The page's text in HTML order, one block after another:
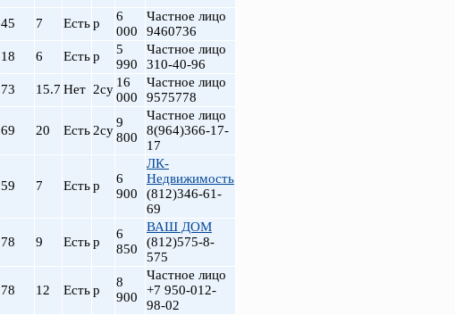
45 7 Естьр
6
000
Частное лицо
9460736
18 6 Естьр
5
990
Частное лицо
310-40-96
73 15.7 Нет 2су 16
000
Частное лицо
9575778
69 20 Есть 2су
9
800
Частное лицо
8(964)366-17-
17
59 7 Естьр
6
900
ЛК-
Недвижимость
(812)346-61-
69
78 9 Естьр
6
850
ВАШ ДОМ
(812)575-8-
575
78 12 Естьр
8
900
Частное лицо
+7 950-012-
98-02